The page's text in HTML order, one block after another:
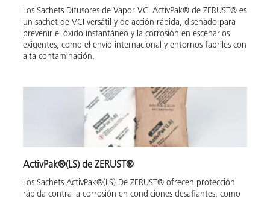
Los Sachets Difusores de Vapor VCI ActivPak® de ZERUST® es
un sachet de VCI versátil y de acción rápida, diseñado para
prevenir el óxido instantáneo y la corrosión en escenarios
exigentes, como el envío internacional y entornos fabriles con
alta contaminación.
ActivPak®(LS) de ZERUST®
Los Sachets ActivPak®(LS) De ZERUST® ofrecen protección
rápida contra la corrosión en condiciones desafiantes, como